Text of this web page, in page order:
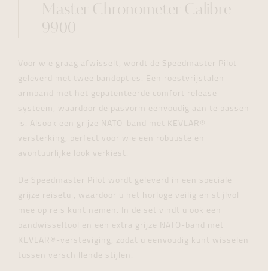
Master Chronometer Calibre
9900
Voor wie graag afwisselt, wordt de Speedmaster Pilot
geleverd met twee bandopties. Een roestvrijstalen
armband met het gepatenteerde comfort release-
systeem, waardoor de pasvorm eenvoudig aan te passen
is. Alsook een grijze NATO-band met KEVLAR®-
versterking, perfect voor wie een robuuste en
avontuurlijke look verkiest.
De Speedmaster Pilot wordt geleverd in een speciale
grijze reisetui, waardoor u het horloge veilig en stijlvol
mee op reis kunt nemen. In de set vindt u ook een
bandwisseltool en een extra grijze NATO-band met
KEVLAR®-versteviging, zodat u eenvoudig kunt wisselen
tussen verschillende stijlen.